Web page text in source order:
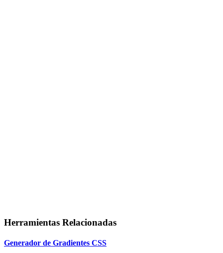
Herramientas Relacionadas
Generador de Gradientes CSS